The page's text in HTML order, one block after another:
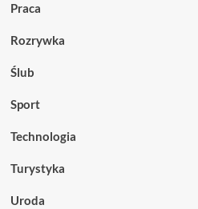
Praca
Rozrywka
Ślub
Sport
Technologia
Turystyka
Uroda